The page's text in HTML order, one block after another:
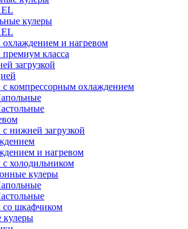
кулеры
и нагревом
класса
загрузкой
с компрессорным охлаждением
нижней загрузкой
и нагревом
холодильником
кулеры
со шкафчиком
кулеры